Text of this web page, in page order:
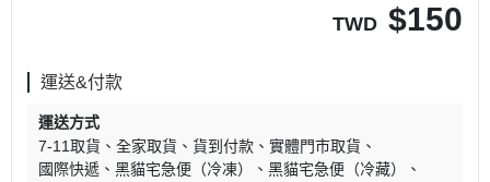
TWD $150
運送&付款
運送方式
7-11取貨
全家取貨 貨到付款
實體門市取貨
國際快遞
黑貓宅急便（冷凍）
黑貓宅急便（冷藏）